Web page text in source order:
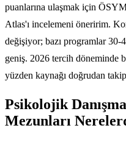
puanlarına ulaşmak için
Atlas'ı incelemeni öneririm.
değişiyor; bazı programlar 30-
geniş. 2026 tercih döneminde
yüzden kaynağı doğrudan
Psikolojik
Mezunları